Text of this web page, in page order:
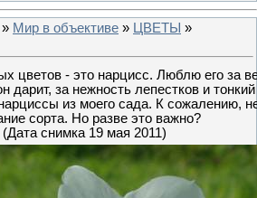
» Мир в объективе » ЦВЕТЫ »
цветов - это нарцисс. Люблю его за
дарит, за нежность лепестков и
из моего сада. К сожалению,
сорта. Но разве это важно?
(Дата снимка 19 мая 2011)